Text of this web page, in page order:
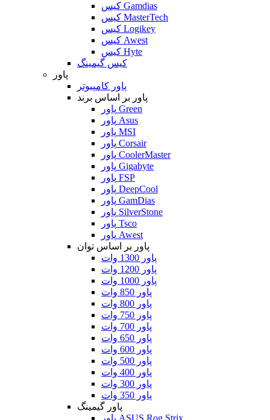
کیس Gamdias
کیس MasterTech
کیس Logikey
کیس Awest
کیس Hyte
کیس گیمینگ
پاور
پاور کامپیوتر
پاور بر اساس برند
پاور Green
پاور Asus
پاور MSI
پاور Corsair
پاور CoolerMaster
پاور Gigabyte
پاور FSP
پاور DeepCool
پاور GamDias
پاور SilverStone
پاور Tsco
پاور Awest
پاور بر اساس توان
پاور 1300 وات
پاور 1200 وات
پاور 1000 وات
پاور 850 وات
پاور 800 وات
پاور 750 وات
پاور 700 وات
پاور 650 وات
پاور 600 وات
پاور 500 وات
پاور 400 وات
پاور 300 وات
پاور 350 وات
پاور گیمینگ
پاور ASUS Rog Strix